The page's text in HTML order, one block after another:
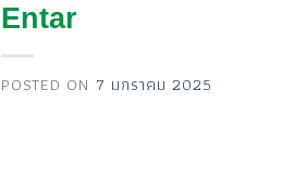
Entar
POSTED ON 7 มกราคม 2025